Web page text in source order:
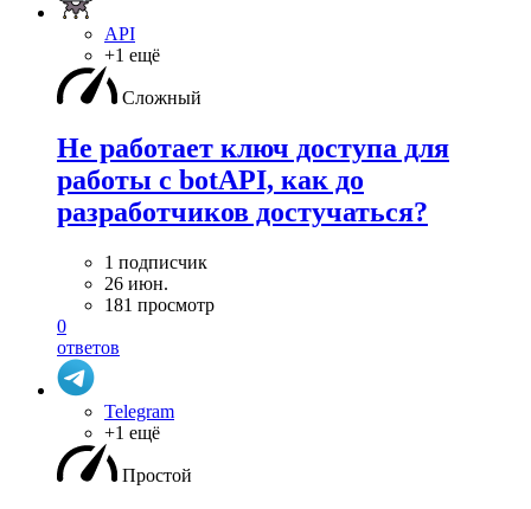
API
+1 ещё
Сложный
Не работает ключ доступа для
работы с botAPI, как до
разработчиков достучаться?
1 подписчик
26 июн.
181 просмотр
0
ответов
Telegram
+1 ещё
Простой